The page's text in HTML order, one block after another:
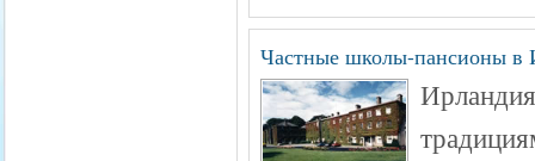
Частные школы-пансионы в